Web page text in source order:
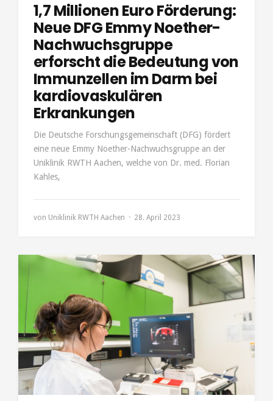
1,7 Millionen Euro Förderung:
Neue DFG Emmy Noether-
Nachwuchsgruppe
erforscht die Bedeutung von
Immunzellen im Darm bei
kardiovaskulären
Erkrankungen
Die Deutsche Forschungsgemeinschaft (DFG) fördert
eine neue Emmy Noether-Nachwuchsgruppe an der
Uniklinik RWTH Aachen, welche von Dr. med. Florian
Kahles,
von Uniklinik RWTH Aachen 28. April 2023